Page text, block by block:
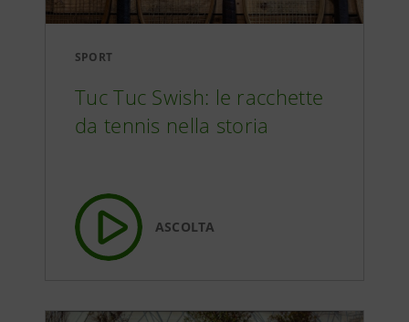
SPORT
Tuc Tuc Swish: le racchette
da tennis nella storia
ASCOLTA